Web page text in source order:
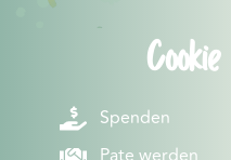
Cookie
Spenden